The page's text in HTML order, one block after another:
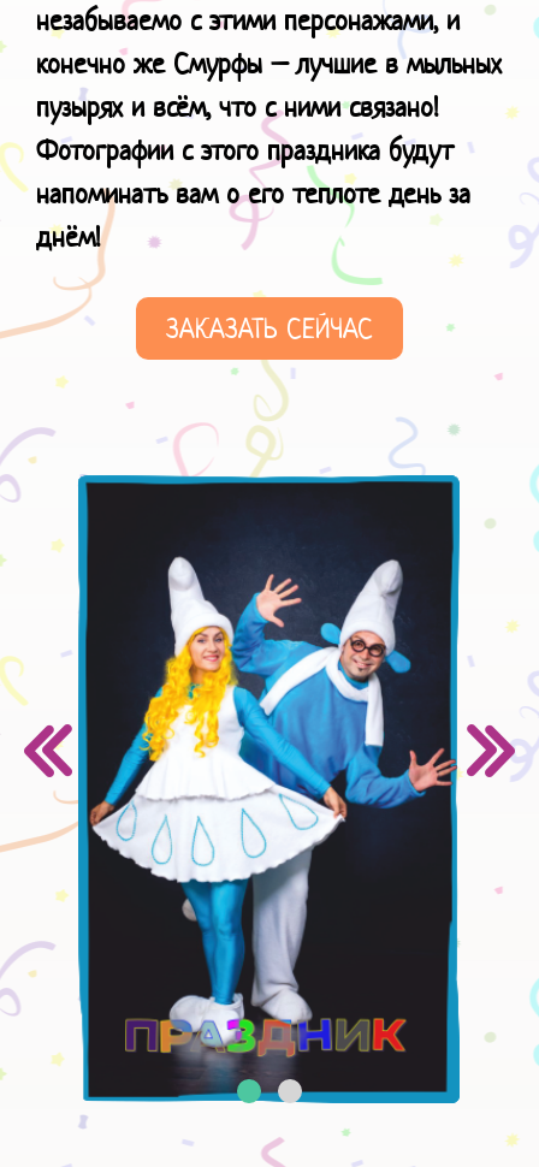
незабываемо с этими персонажами, и
конечно же Смурфы – лучшие в мыльных
пузырях и всём, что с ними связано!
Фотографии с этого праздника будут
напоминать вам о его теплоте день за
днём!
ЗАКАЗАТЬ СЕЙЧАС